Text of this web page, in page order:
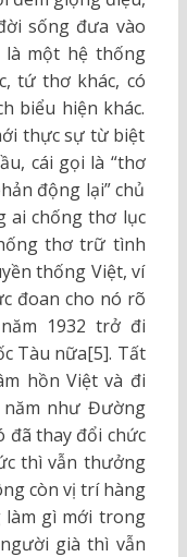
sống đưa vào
một hệ thống
tứ thơ khác, có
biểu hiện khác.
thực sự từ biệt
cái gọi là “thơ
động lại” chủ
ai chống thơ lục
thơ trữ tình
thống Việt, ví
đoan cho nó rõ
1932 trở đi
Tàu nữa[5]. Tất
hồn Việt và đi
năm như Đường
đã thay đổi chức
thì vẫn thưởng
còn vị trí hàng
làm gì mới trong
già thì vẫn